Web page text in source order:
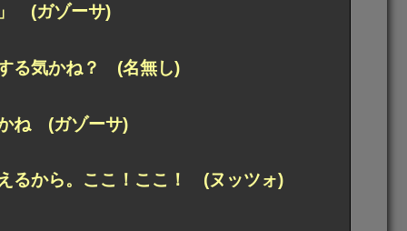
」 (ガゾーサ)
る気かね？ (名無し)
ね (ガゾーサ)
るから。ここ！ここ！ (ヌッツォ)